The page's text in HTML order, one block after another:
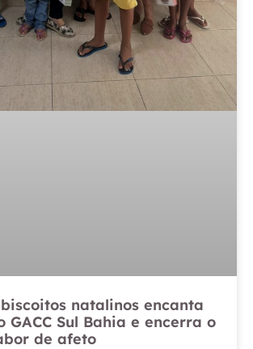
natalinos encanta
GACC Sul Bahia e encerra o
de afeto